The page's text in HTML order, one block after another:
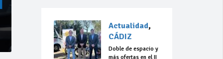
Actualidad,
CÁDIZ
Doble de espacio y
más ofertas en el II